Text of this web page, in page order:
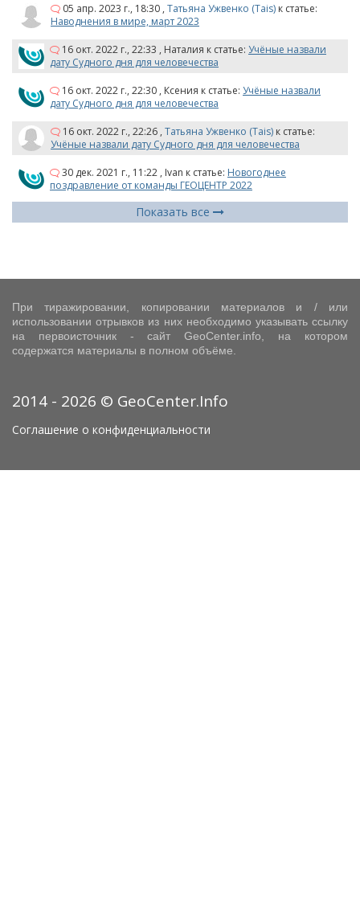
05 апр. 2023 г., 18:30 , Татьяна Ужвенко (Tais) к статье:
Наводнения в мире, март 2023
16 окт. 2022 г., 22:33 , Наталия к статье: Учёные назвали
дату Судного дня для человечества
16 окт. 2022 г., 22:30 , Ксения к статье: Учёные назвали
дату Судного дня для человечества
16 окт. 2022 г., 22:26 , Татьяна Ужвенко (Tais) к статье:
Учёные назвали дату Судного дня для человечества
30 дек. 2021 г., 11:22 , Ivan к статье: Новогоднее
поздравление от команды ГЕОЦЕНТР 2022
Показать все
При тиражировании, копировании материалов и / или
использовании отрывков из них необходимо указывать ссылку
на первоисточник - сайт GeoCenter.info, на котором
содержатся материалы в полном объёме.
2014 - 2026 © GeoCenter.Info
Соглашение о конфиденциальности